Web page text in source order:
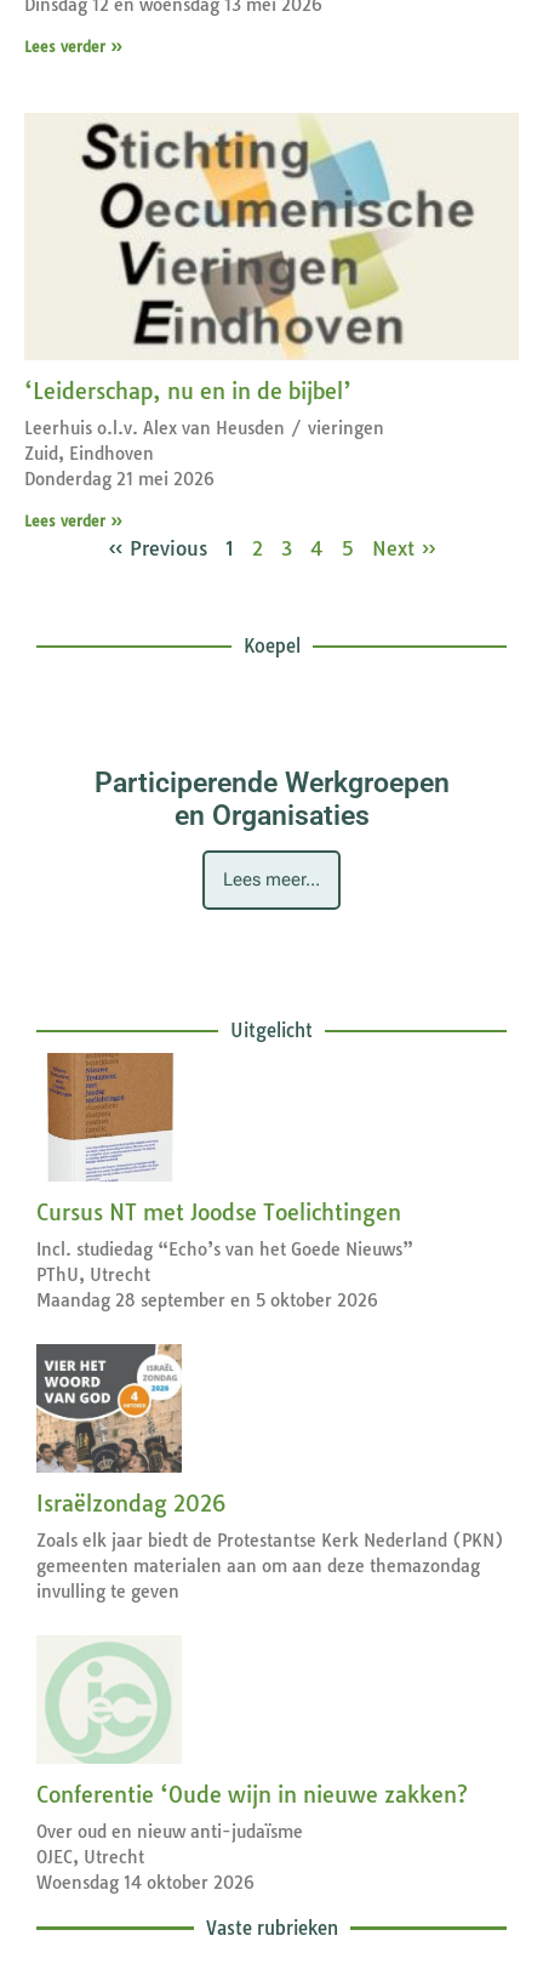
Dinsdag 12 en woensdag 13 mei 2026
Lees verder »
‘Leiderschap, nu en in de bijbel’
Leerhuis o.l.v. Alex van Heusden / vieringen
Zuid, Eindhoven
Donderdag 21 mei 2026
Lees verder »
« Previous 1 2 3 4 5 Next »
Koepel
Participerende Werkgroepen
en Organisaties
Lees meer...
Uitgelicht
Cursus NT met Joodse Toelichtingen
Incl. studiedag “Echo’s van het Goede Nieuws”
PThU, Utrecht
Maandag 28 september en 5 oktober 2026
Israëlzondag 2026
Zoals elk jaar biedt de Protestantse Kerk Nederland (PKN)
gemeenten materialen aan om aan deze themazondag
invulling te geven
Conferentie ‘Oude wijn in nieuwe zakken?
Over oud en nieuw anti-judaïsme
OJEC, Utrecht
Woensdag 14 oktober 2026
Vaste rubrieken